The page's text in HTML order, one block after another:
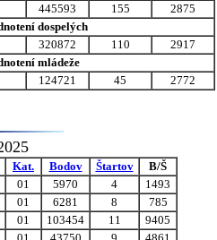
445593 155
2875
dospelých
320872 110
2917
mládeže
124721 45 2772
Kat. Bodov Štartov
B/Š
01 5970 4
1493
01 6281 8
785
01 103454 11
9405